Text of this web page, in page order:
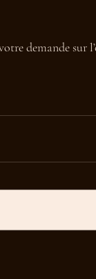
demande